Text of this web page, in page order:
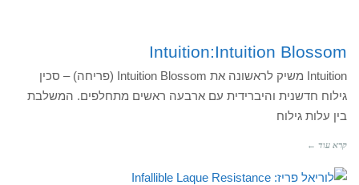
Intuition:Intuition Blossom
Intuition משיק לראשונה את Intuition Blossom (פריחה) – סכין
גילוח חדשנית והיברידית עם ארבעה ראשים מתחלפים. המשלבת
בין עלות גילוח
קרא עוד ←